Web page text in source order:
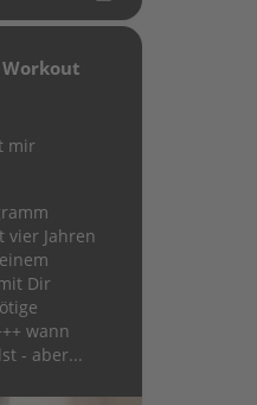
mir
vier Jahren
Dir
wann
- aber...